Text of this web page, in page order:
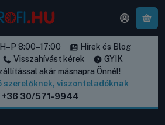
8:00–17:00
Hírek és Blog
Visszahívást kérek
GYIK
akár másnapra Önnél!
szerelőknek, viszonteladóknak
+36 30/571-9944